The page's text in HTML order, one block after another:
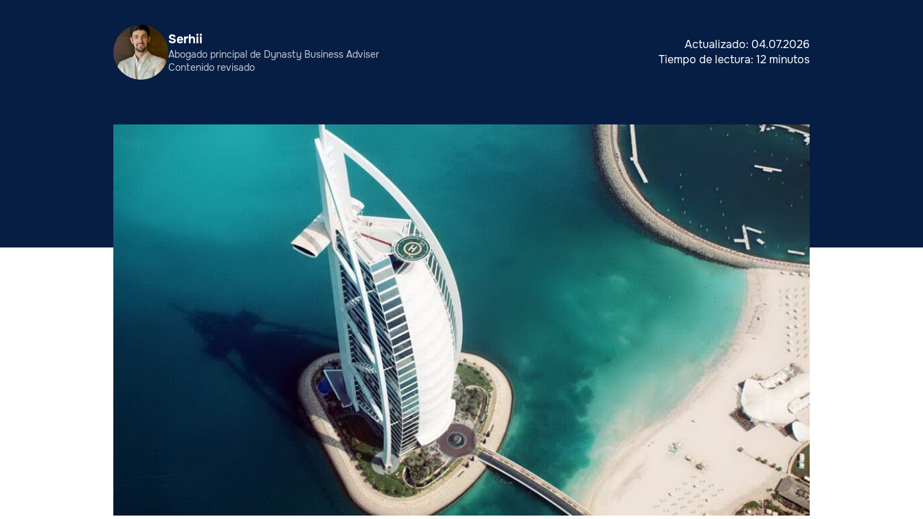
Serhii
Abogado principal de Dynasty Business Adviser
Contenido revisado
Actualizado: 04.07.2026
Tiempo de lectura: 12 minutos